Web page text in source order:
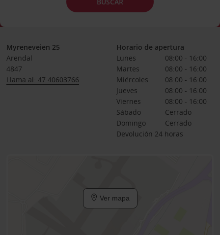
Myreneveien 25
Arendal
4847
Llama al: 47 40603766
Horario de apertura
Lunes
08:00 - 16:00
Martes
08:00 - 16:00
Miércoles
08:00 - 16:00
Jueves
08:00 - 16:00
Viernes
08:00 - 16:00
Sábado
Cerrado
Domingo
Cerrado
Devolución 24 horas
Ver mapa